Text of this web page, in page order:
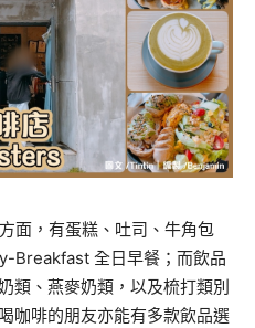
面，有蛋糕、吐司、牛角包
Breakfast 全日早餐；而飲品
類、燕麥奶類，以及梳打類別
咖啡的朋友亦能有多款飲品選